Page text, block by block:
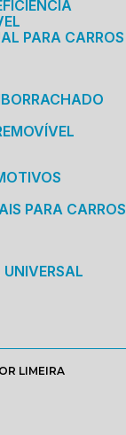
PARA CARROS
PARA CARROS
UNIVERSAL
LIMEIRA